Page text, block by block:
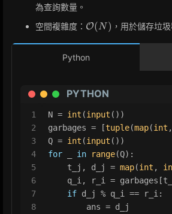
為查詢數量。
空間複雜度： \mathcal{O}
(N)
O(N ) ，用於儲存垃
Python
PYTHON
1
2
3
4
5
6
7
8
N = int (input ())
garbages = [tuple(map(int ,
Q = int (input ())
for
in range(Q):
    t_j, d_j =
map(int ,
q_i, r_i =
if d_j % q_i == r_i:
        ans = d_j